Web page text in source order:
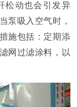
松动也会引发异
泵吸入空气时，
施包括：定期添
网过滤涂料，以